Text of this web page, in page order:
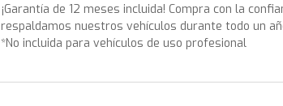
¡Garantía de 12 meses incluida! Compra con la
respaldamos nuestros vehículos durante todo un
*No incluida para vehículos de uso profesional